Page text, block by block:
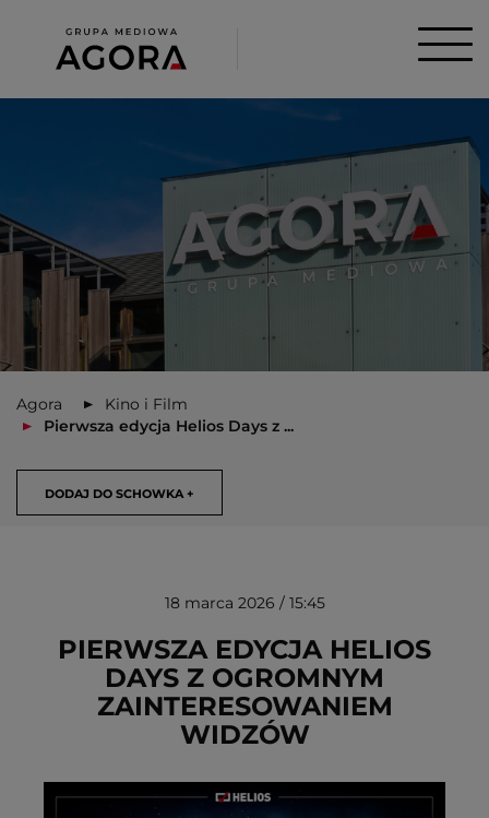
Agora
Kino i Film
Pierwsza edycja Helios Days z ...
DODAJ DO SCHOWKA +
USUŃ ZE SCHOWKA
18 marca 2026 / 15:45
PIERWSZA EDYCJA HELIOS
DAYS Z OGROMNYM
ZAINTERESOWANIEM
WIDZÓW